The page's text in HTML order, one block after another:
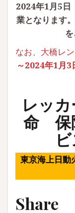
2024年1月5日
業となります
なお、大橋レ
～2024年1月3
レッ
命
東京海上日
Share